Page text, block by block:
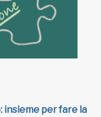
insieme per fare la